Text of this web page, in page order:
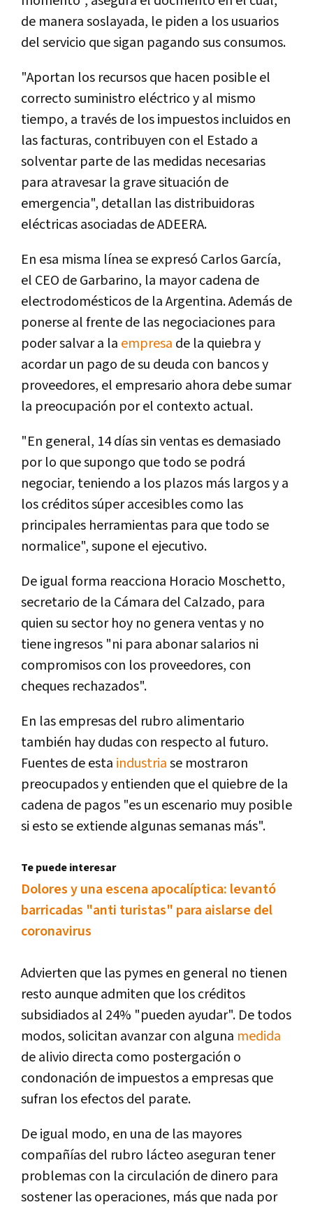
de manera soslayada, le piden a los usuarios
del servicio que sigan pagando sus consumos.
"Aportan los recursos que hacen posible el
correcto suministro eléctrico y al mismo
tiempo, a través de los impuestos incluidos en
las facturas, contribuyen con el Estado a
solventar parte de las medidas necesarias
para atravesar la grave situación de
emergencia", detallan las distribuidoras
eléctricas asociadas de ADEERA.
En esa misma línea se expresó Carlos García,
el CEO de Garbarino, la mayor cadena de
electrodomésticos de la Argentina. Además de
ponerse al frente de las negociaciones para
poder salvar a la empresa de la quiebra y
acordar un pago de su deuda con bancos y
proveedores, el empresario ahora debe sumar
la preocupación por el contexto actual.
"En general, 14 días sin ventas es demasiado
por lo que supongo que todo se podrá
negociar, teniendo a los plazos más largos y a
los créditos súper accesibles como las
principales herramientas para que todo se
normalice", supone el ejecutivo.
De igual forma reacciona Horacio Moschetto,
secretario de la Cámara del Calzado, para
quien su sector hoy no genera ventas y no
tiene ingresos "ni para abonar salarios ni
compromisos con los proveedores, con
cheques rechazados".
En las empresas del rubro alimentario
también hay dudas con respecto al futuro.
Fuentes de esta industriase mostraron
preocupados y entienden que el quiebre de la
cadena de pagos "es un escenario muy posible
si esto se extiende algunas semanas más".
Te puede interesar
Dolores y una escena apocalíptica: levantó
barricadas "anti turistas" para aislarse del
coronavirus
Advierten que las pymes en general no tienen
resto aunque admiten que los créditos
subsidiados al 24% "pueden ayudar". De todos
modos, solicitan avanzar con alguna medida
de alivio directa como postergación o
condonación de impuestos a empresas que
sufran los efectos del parate.
De igual modo, en una de las mayores
compañías del rubro lácteo aseguran tener
problemas con la circulación de dinero para
sostener las operaciones, más que nada por